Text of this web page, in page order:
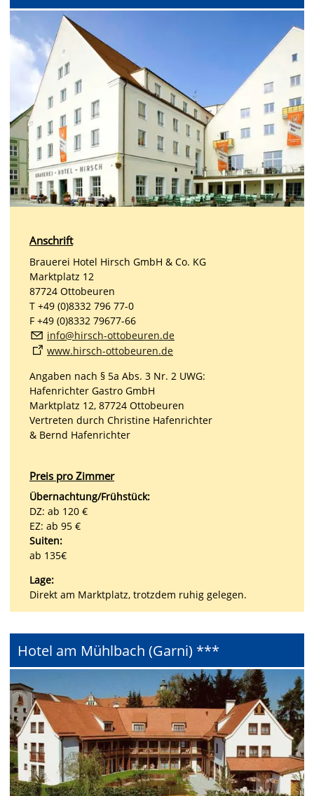
Anschrift
Brauerei Hotel Hirsch GmbH & Co. KG
Marktplatz 12
87724 Ottobeuren
T +49 (0)8332 796 77-0
F +49 (0)8332 79677-66
nf
h rsch- tt b r n d
www.hirsch-ottobeuren.de
Angaben nach § 5a Abs. 3 Nr. 2 UWG:
Hafenrichter Gastro GmbH
Marktplatz 12, 87724 Ottobeuren
Vertreten durch Christine Hafenrichter
& Bernd Hafenrichter
Preis pro Zimmer
Übernachtung/Frühstück:
DZ: ab 120 €
EZ: ab 95 €
Suiten:
ab 135€
Lage:
Direkt am Marktplatz, trotzdem ruhig gelegen.
Hotel am Mühlbach (Garni) ***